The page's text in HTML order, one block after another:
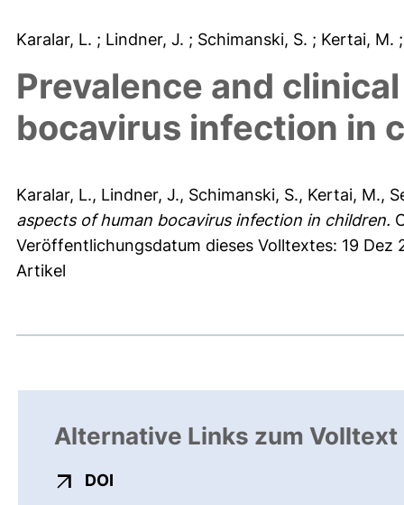
Karalar, L. ; Lindner, J. ; Schimanski, S. ; Kertai, M.
Prevalence and
bocavirus infection in
Karalar, L., Lindner, J., Schimanski, S., Kertai, M.,
aspects of human bocavirus infection in children.
Veröffentlichungsdatum dieses Volltextes: 19 Dez
Artikel
Alternative Links zum Volltext
DOI